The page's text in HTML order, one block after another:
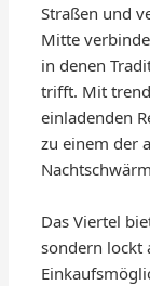
Straßen und
Mitte
in denen
trifft. Mit
einladenden
zu einem der
Das Viertel
sondern lockt